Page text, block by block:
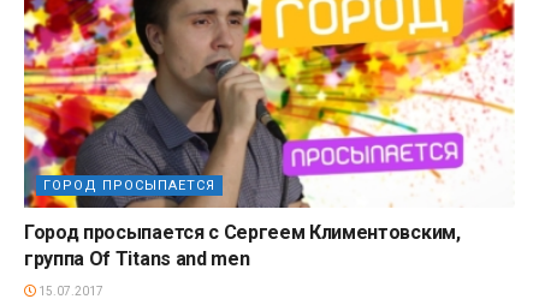
ГОРОД ПРОСЫПАЕТСЯ
Город просыпается с Сергеем Климентовским,
группа Of Titans and men
15.07.2017